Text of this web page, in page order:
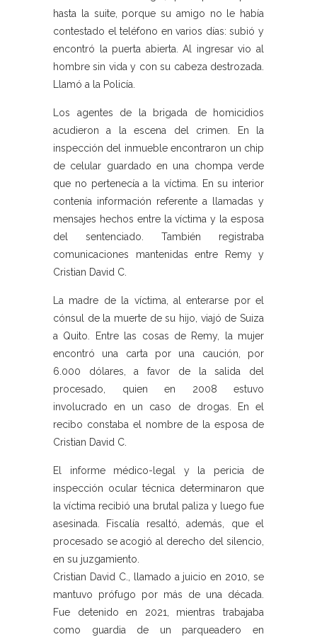
hasta la suite, porque su amigo no le había
contestado el teléfono en varios días: subió y
encontró la puerta abierta. Al ingresar vio al
hombre sin vida y con su cabeza destrozada.
Llamó a la Policía.
Los agentes de la brigada de homicidios
acudieron a la escena del crimen. En la
inspección del inmueble encontraron un chip
de celular guardado en una chompa verde
que no pertenecía a la víctima. En su interior
contenía información referente a llamadas y
mensajes hechos entre la víctima y la esposa
del sentenciado. También registraba
comunicaciones mantenidas entre Remy y
Cristian David C.
La madre de la víctima, al enterarse por el
cónsul de la muerte de su hijo, viajó de Suiza
a Quito. Entre las cosas de Remy, la mujer
encontró una carta por una caución, por
6.000 dólares, a favor de la salida del
procesado, quien en 2008 estuvo
involucrado en un caso de drogas. En el
recibo constaba el nombre de la esposa de
Cristian David C.
El informe médico-legal y la pericia de
inspección ocular técnica determinaron que
la víctima recibió una brutal paliza y luego fue
asesinada. Fiscalía resaltó, además, que el
procesado se acogió al derecho del silencio,
en su juzgamiento.
Cristian David C., llamado a juicio en 2010, se
mantuvo prófugo por más de una década.
Fue detenido en 2021, mientras trabajaba
como guardia de un parqueadero en